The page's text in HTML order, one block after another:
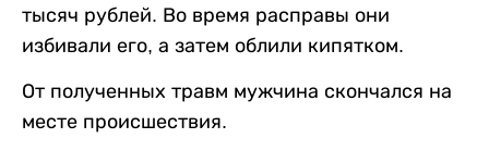
тысяч рублей. Во время расправы они
избивали его, а затем облили кипятком.
От полученных травм мужчина скончался на
месте происшествия.